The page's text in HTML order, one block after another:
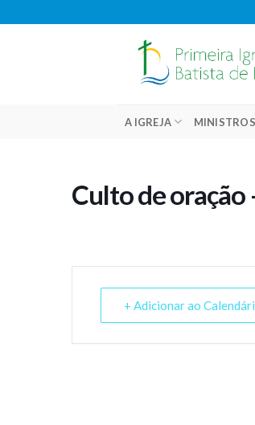
to
A IGREJA MINISTROS
Culto de oração
+ Adicionar ao